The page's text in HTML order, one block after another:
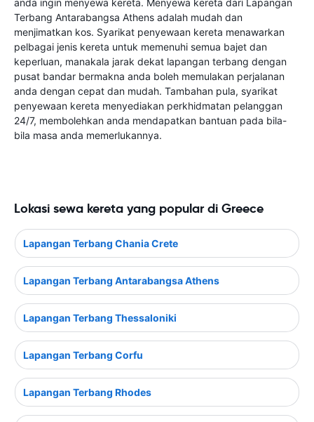
anda ingin menyewa kereta. Menyewa kereta dari Lapangan
Terbang Antarabangsa Athens adalah mudah dan
menjimatkan kos. Syarikat penyewaan kereta menawarkan
pelbagai jenis kereta untuk memenuhi semua bajet dan
keperluan, manakala jarak dekat lapangan terbang dengan
pusat bandar bermakna anda boleh memulakan perjalanan
anda dengan cepat dan mudah. Tambahan pula, syarikat
penyewaan kereta menyediakan perkhidmatan pelanggan
24/7, membolehkan anda mendapatkan bantuan pada bila-
bila masa anda memerlukannya.
Lokasi sewa kereta yang popular di Greece
Lapangan Terbang Chania Crete
Lapangan Terbang Antarabangsa Athens
Lapangan Terbang Thessaloniki
Lapangan Terbang Corfu
Lapangan Terbang Rhodes